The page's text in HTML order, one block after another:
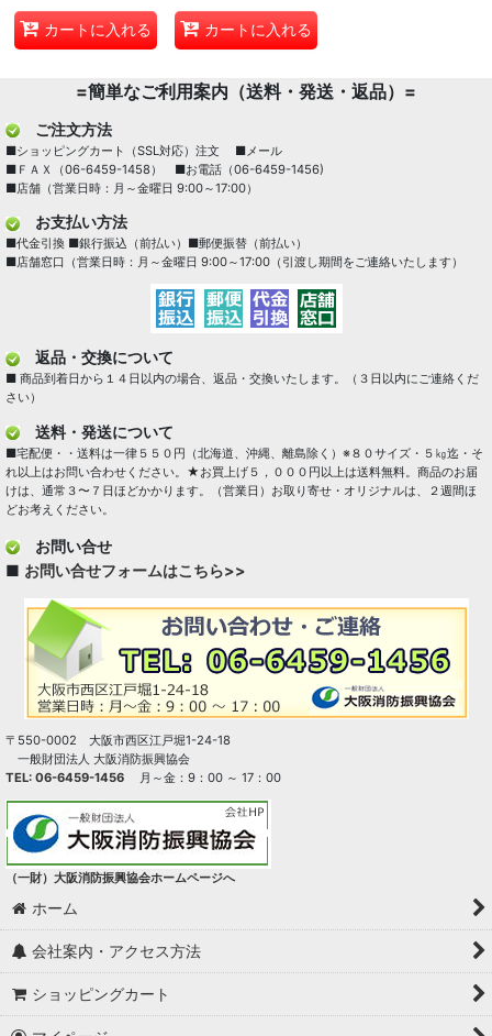
カートに入れる カートに入れる
=簡単なご利用案内（送料・発送・返品）=
ご注文方法
■ショッピングカート（SSL対応）注文 ■メール
■ＦＡＸ（06-6459-1458） ■お電話（06-6459-1456)
■店舗（営業日時：月～金曜日 9:00～17:00）
お支払い方法
■代金引換 ■銀行振込（前払い）■郵便振替（前払い）
■店舗窓口（営業日時：月～金曜日 9:00～17:00（引渡し期間をご連絡いたします）
返品・交換について
■ 商品到着日から１４日以内の場合、返品・交換いたします。（３日以内にご連絡くだ
さい）
送料・発送について
■宅配便・・送料は一律５５０円（北海道、沖縄、離島除く）※８０サイズ・５㎏迄・そ
れ以上はお問い合わせください。★お買上げ５，０００円以上は送料無料。商品のお届
けは、通常３〜７日ほどかかります。（営業日）お取り寄せ・オリジナルは、２週間ほ
どお考えください。
お問い合せ
■ お問い合せフォームはこちら>>
〒550-0002 大阪市西区江戸堀1-24-18
一般財団法人 大阪消防振興協会
TEL: 06-6459-1456 月～金：9：00 ～ 17：00
（一財）大阪消防振興協会ホームページへ
ホーム
会社案内・アクセス方法
ショッピングカート